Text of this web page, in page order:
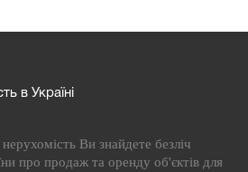
в Україні
Ви знайдете безліч
про продаж та оренду об'єктів для